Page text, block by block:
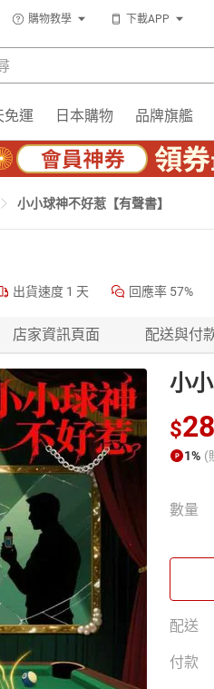
購物教學 下載APP
免運 日本購物 品牌旗艦
小小球神不好惹【有聲書】
出貨速度 1 天 回應率 57%
店家資訊頁面 配送與付
小
$
1% (
數量
配送
付款